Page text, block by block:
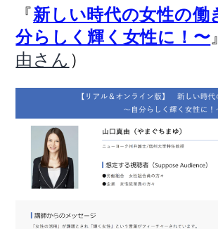
『新しい時代の女性の
分らしく輝く女性に！〜
由さん ）